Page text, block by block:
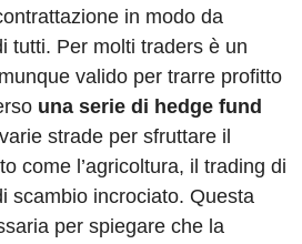
in modo da
tutti. Per molti traders è un
valido per trarre profitto
una serie di hedge fund
strade per sfruttare il
come l’agricoltura, il trading di
scambio incrociato. Questa
per spiegare che la